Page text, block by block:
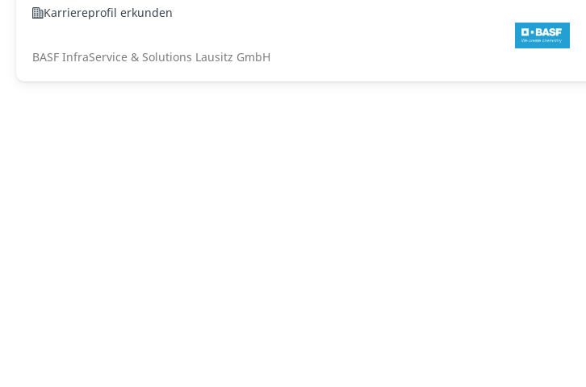
Karriereprofil erkunden
BASF InfraService & Solutions Lausitz GmbH